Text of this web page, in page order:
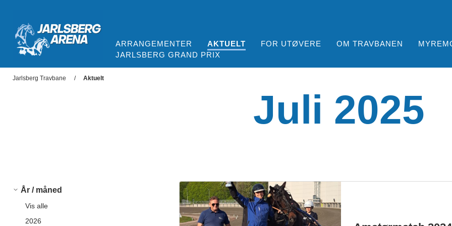
ARRANGEMENTER AKTUELT FOR UTØVERE OM TRAVBANEN
JARLSBERG GRAND PRIX
Jarlsberg Travbane Aktuelt
Juli 2025
År / måned
Vis alle
2026